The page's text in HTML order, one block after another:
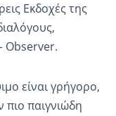
Εκδοχές της
Observer.
είναι γρήγορο,
πιο παιγνιώδη